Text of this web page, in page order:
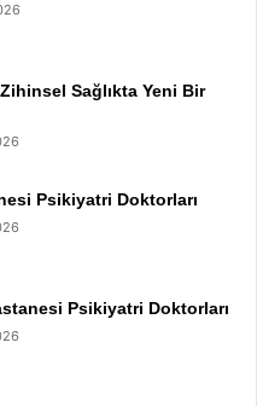
Sağlıkta Yeni Bir
Psikiyatri Doktorları
Psikiyatri Doktorları